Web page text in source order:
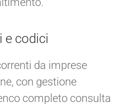
e codici
da imprese
con gestione
completo consulta